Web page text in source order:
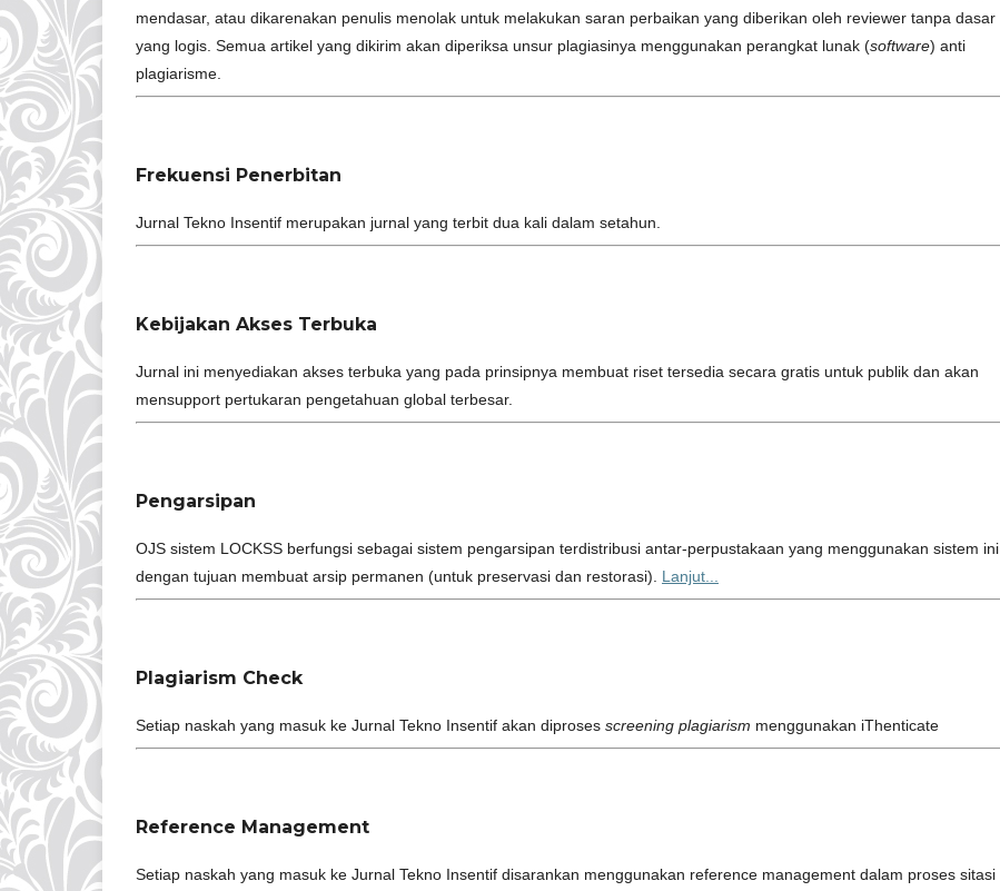
mendasar, atau dikarenakan penulis menolak untuk melakukan saran perbaikan yang diberikan oleh reviewer tanpa dasar
yang logis. Semua artikel yang dikirim akan diperiksa unsur plagiasinya menggunakan perangkat lunak (software) anti
plagiarisme.
Frekuensi Penerbitan
Jurnal Tekno Insentif merupakan jurnal yang terbit dua kali dalam setahun.
Kebijakan Akses Terbuka
Jurnal ini menyediakan akses terbuka yang pada prinsipnya membuat riset tersedia secara gratis untuk publik dan akan
mensupport pertukaran pengetahuan global terbesar.
Pengarsipan
OJS sistem LOCKSS berfungsi sebagai sistem pengarsipan terdistribusi antar-perpustakaan yang menggunakan sistem ini
dengan tujuan membuat arsip permanen (untuk preservasi dan restorasi). Lanjut...
Plagiarism Check
Setiap naskah yang masuk ke Jurnal Tekno Insentif akan diproses screening plagiarism menggunakan iThenticate
Reference Management
Setiap naskah yang masuk ke Jurnal Tekno Insentif disarankan menggunakan reference management dalam proses sitasi